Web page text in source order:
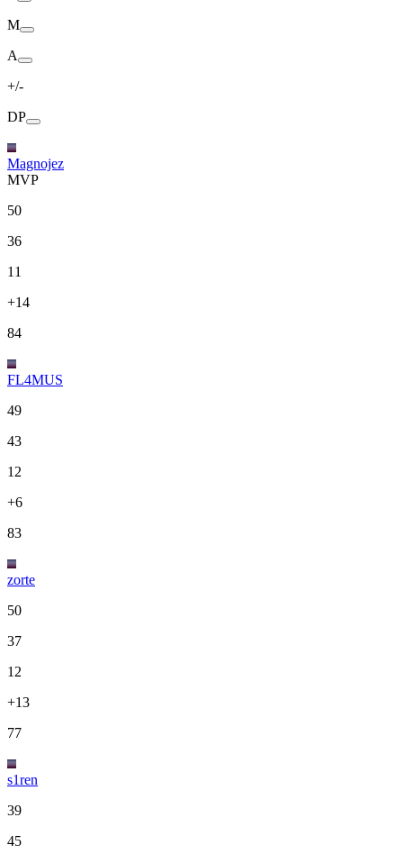
M
A
+/-
DP
Magnojez
MVP
50
36
11
+14
84
FL4MUS
49
43
12
+6
83
zorte
50
37
12
+13
77
s1ren
39
45